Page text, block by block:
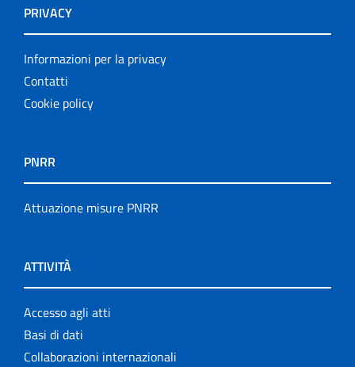
PRIVACY
Informazioni per la privacy
Contatti
Cookie policy
PNRR
Attuazione misure PNRR
ATTIVITÀ
Accesso agli atti
Basi di dati
Collaborazioni internazionali